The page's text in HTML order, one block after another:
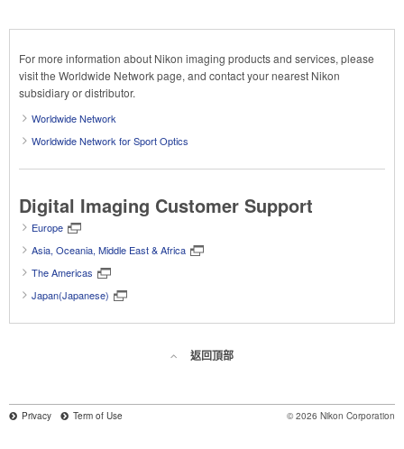
For more information about Nikon imaging products and services, please
visit the Worldwide Network page, and contact your nearest Nikon
subsidiary or distributor.
Worldwide Network
Worldwide Network for Sport Optics
Digital Imaging Customer Support
Europe
Asia, Oceania, Middle East & Africa
The Americas
Japan(Japanese)
返回頂部
Privacy Term of Use © 2026 Nikon Corporation